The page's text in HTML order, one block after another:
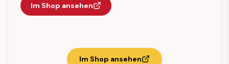
Im Shop ansehen
Im Shop ansehen